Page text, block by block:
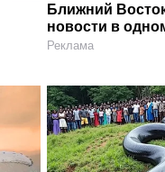
Ближний
новости в
Реклама